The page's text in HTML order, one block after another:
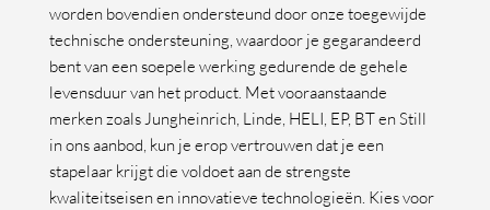
worden bovendien ondersteund door onze toegewijde
technische ondersteuning, waardoor je gegarandeerd
bent van een soepele werking gedurende de gehele
levensduur van het product. Met vooraanstaande
merken zoals Jungheinrich, Linde, HELI, EP, BT en Still
in ons aanbod, kun je erop vertrouwen dat je een
stapelaar krijgt die voldoet aan de strengste
kwaliteitseisen en innovatieve technologieën. Kies voor